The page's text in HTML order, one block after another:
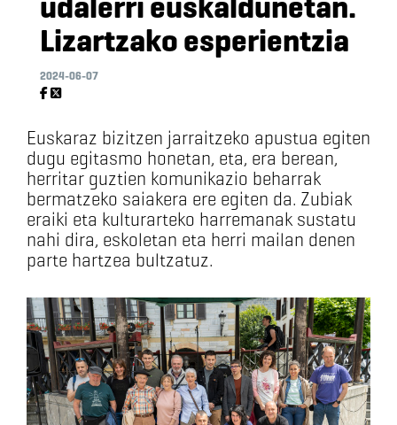
Lizartzako esperientzia
2024-06-07
Euskaraz bizitzen jarraitzeko apustua egiten
dugu egitasmo honetan, eta, era berean,
herritar guztien komunikazio beharrak
bermatzeko saiakera ere egiten da. Zubiak
eraiki eta kulturarteko harremanak sustatu
nahi dira, eskoletan eta herri mailan denen
parte hartzea bultzatuz.